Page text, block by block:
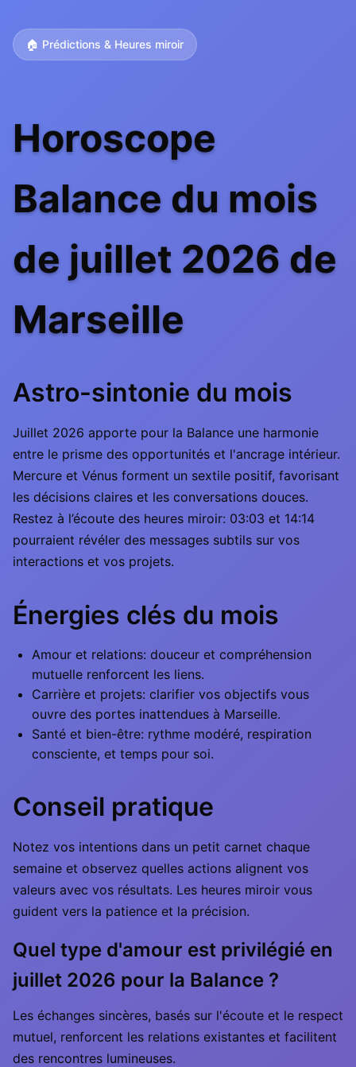
🏠 Prédictions & Heures miroir
Horoscope
Balance du mois
de juillet 2026 de
Marseille
Astro-sintonie du mois
Juillet 2026 apporte pour la Balance une harmonie
entre le prisme des opportunités et l'ancrage intérieur.
Mercure et Vénus forment un sextile positif, favorisant
les décisions claires et les conversations douces.
Restez à l’écoute des heures miroir: 03:03 et 14:14
pourraient révéler des messages subtils sur vos
interactions et vos projets.
Énergies clés du mois
Amour et relations: douceur et compréhension
mutuelle renforcent les liens.
Carrière et projets: clarifier vos objectifs vous
ouvre des portes inattendues à Marseille.
Santé et bien-être: rythme modéré, respiration
consciente, et temps pour soi.
Conseil pratique
Notez vos intentions dans un petit carnet chaque
semaine et observez quelles actions alignent vos
valeurs avec vos résultats. Les heures miroir vous
guident vers la patience et la précision.
Quel type d'amour est privilégié en
juillet 2026 pour la Balance ?
Les échanges sincères, basés sur l'écoute et le respect
mutuel, renforcent les relations existantes et facilitent
des rencontres lumineuses.